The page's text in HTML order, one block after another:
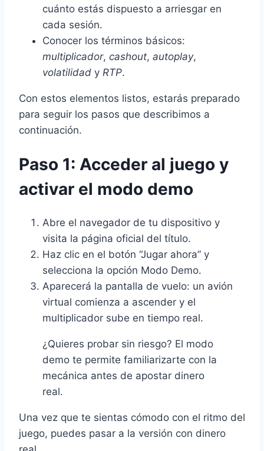
cuánto estás dispuesto a arriesgar en
cada sesión.
Conocer los términos básicos:
multiplicador, cashout, autoplay,
volatilidad y RTP.
Con estos elementos listos, estarás preparado
para seguir los pasos que describimos a
continuación.
Paso 1: Acceder al juego y
activar el modo demo
Abre el navegador de tu dispositivo y
visita la página oficial del título.
Haz clic en el botón “Jugar ahora” y
selecciona la opción Modo Demo.
Aparecerá la pantalla de vuelo: un avión
virtual comienza a ascender y el
multiplicador sube en tiempo real.
¿Quieres probar sin riesgo? El modo
demo te permite familiarizarte con la
mecánica antes de apostar dinero
real.
Una vez que te sientas cómodo con el ritmo del
juego, puedes pasar a la versión con dinero